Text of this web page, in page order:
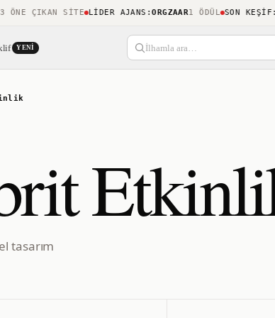
ÇIKAN SITE LIDER AJANS:ORGZAAR1 ÖDÜL SON KEŞIF:
YENI İlhamla ara…
tasarım